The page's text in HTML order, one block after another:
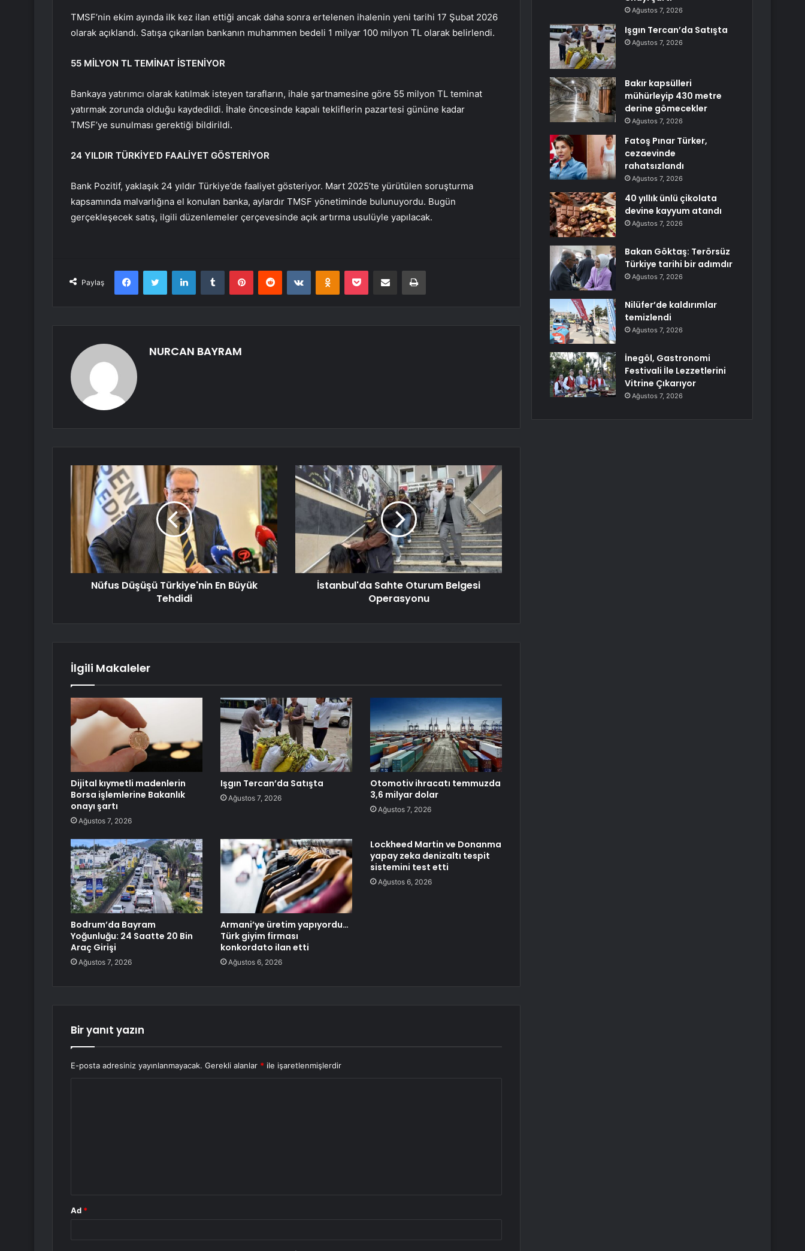
TMSF’nin ekim ayında ilk kez ilan ettiği ancak daha sonra ertelenen ihalenin yeni tarihi 17 Şubat 2026
olarak açıklandı. Satışa çıkarılan bankanın muhammen bedeli 1 milyar 100 milyon TL olarak belirlendi.
55 MİLYON TL TEMİNAT İSTENİYOR
Bankaya yatırımcı olarak katılmak isteyen tarafların, ihale şartnamesine göre 55 milyon TL teminat
yatırmak zorunda olduğu kaydedildi. İhale öncesinde kapalı tekliflerin pazartesi gününe kadar
TMSF’ye sunulması gerektiği bildirildi.
24 YILDIR TÜRKİYE’D FAALİYET GÖSTERİYOR
Bank Pozitif, yaklaşık 24 yıldır Türkiye’de faaliyet gösteriyor. Mart 2025’te yürütülen soruşturma
kapsamında malvarlığına el konulan banka, aylardır TMSF yönetiminde bulunuyordu. Bugün
gerçekleşecek satış, ilgili düzenlemeler çerçevesinde açık artırma usulüyle yapılacak.
Paylaş
FacebookTwitter LinkedInTumblr PinterestReddit VKontakteOdnoklassniki
Pocket E-Posta ile paylaş Yazdır
NURCAN BAYRAM
Nüfus Düşüşü Türkiye'nin En Büyük
Tehdidi
İstanbul'da Sahte Oturum Belgesi
Operasyonu
İlgili Makaleler
Dijital kıymetli madenlerin
Borsa işlemlerine Bakanlık
onayı şartı
Ağustos 7, 2026
Işgın Tercan’da Satışta
Ağustos 7, 2026
Otomotiv ihracatı temmuzda
3,6 milyar dolar
Ağustos 7, 2026
Bodrum’da Bayram
Yoğunluğu: 24 Saatte 20 Bin
Araç Girişi
Ağustos 7, 2026
Armani’ye üretim yapıyordu…
Türk giyim firması
konkordato ilan etti
Ağustos 6, 2026
Lockheed Martin ve Donanma
yapay zeka denizaltı tespit
sistemini test etti
Ağustos 6, 2026
Bir yanıt yazın
E-posta adresiniz yayınlanmayacak. Gerekli alanlar * ile işaretlenmişlerdir
Ad *
Ağustos 7, 2026
Işgın Tercan’da Satışta
Ağustos 7, 2026
Bakır kapsülleri
mühürleyip 430 metre
derine gömecekler
Ağustos 7, 2026
Fatoş Pınar Türker,
cezaevinde
rahatsızlandı
Ağustos 7, 2026
40 yıllık ünlü çikolata
devine kayyum atandı
Ağustos 7, 2026
Bakan Göktaş: Terörsüz
Türkiye tarihi bir adımdır
Ağustos 7, 2026
Nilüfer’de kaldırımlar
temizlendi
Ağustos 7, 2026
İnegöl, Gastronomi
Festivali İle Lezzetlerini
Vitrine Çıkarıyor
Ağustos 7, 2026